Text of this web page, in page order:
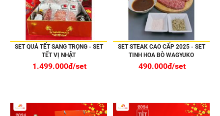
SET QUÀ TẾT SANG TRỌNG - SET
TẾT VỊ NHẬT
1.499.000đ/set
SET STEAK CAO CẤP 2025 - SET
TINH HOA BÒ WAGYUKO
490.000đ/set